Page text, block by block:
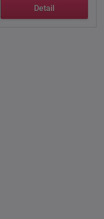
Detail